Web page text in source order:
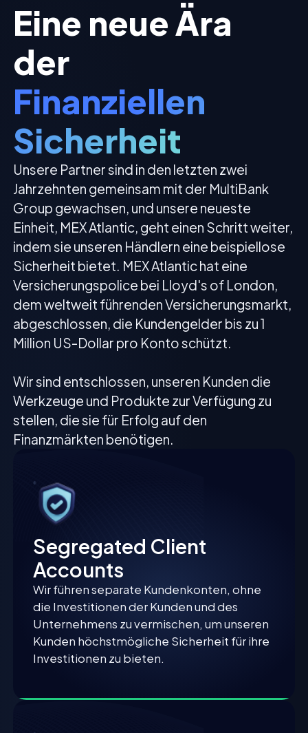
Eine neue Ära
der
Finanziellen
Sicherheit
Unsere Partner sind in den letzten zwei
Jahrzehnten gemeinsam mit der MultiBank
Group gewachsen, und unsere neueste
Einheit, MEX Atlantic, geht einen Schritt weiter,
indem sie unseren Händlern eine beispiellose
Sicherheit bietet. MEX Atlantic hat eine
Versicherungspolice bei Lloyd's of London,
dem weltweit führenden Versicherungsmarkt,
abgeschlossen, die Kundengelder bis zu 1
Million US-Dollar pro Konto schützt.
Wir sind entschlossen, unseren Kunden die
Werkzeuge und Produkte zur Verfügung zu
stellen, die sie für Erfolg auf den
Finanzmärkten benötigen.
Segregated Client
Accounts
Wir führen separate Kundenkonten, ohne
die Investitionen der Kunden und des
Unternehmens zu vermischen, um unseren
Kunden höchstmögliche Sicherheit für ihre
Investitionen zu bieten.